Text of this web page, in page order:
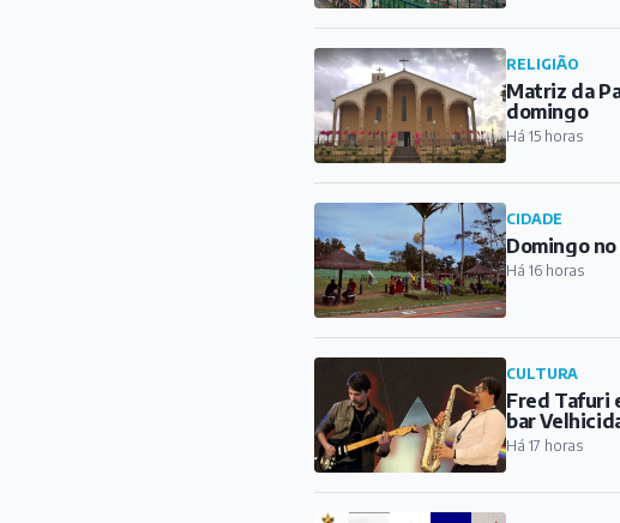
Há 16 horas
CULTURA
bar
Há 18 horas
REGIÃO
del-Rei